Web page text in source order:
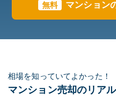
無料 マンション
相場を知っていてよかった！
マンション売却のリアル